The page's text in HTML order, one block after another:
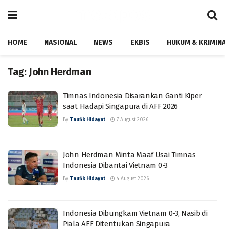
HOME NASIONAL NEWS EKBIS HUKUM &
Tag: John Herdman
Timnas Indonesia Disarankan Ganti Kiper
saat Hadapi Singapura di AFF 2026
By Taufik Hidayat 7 August 2026
John Herdman Minta Maaf Usai Timnas
Indonesia Dibantai Vietnam 0-3
By Taufik Hidayat 4 August 2026
Indonesia Dibungkam Vietnam 0-3, Nasib di
Piala AFF Ditentukan Singapura